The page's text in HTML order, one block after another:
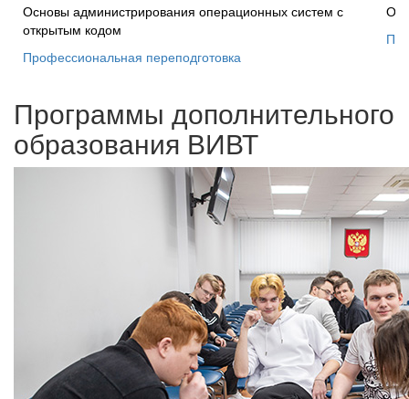
Основы администрирования операционных систем с
открытым кодом
Профессиональная переподготовка
Программы дополнительного
образования ВИВТ